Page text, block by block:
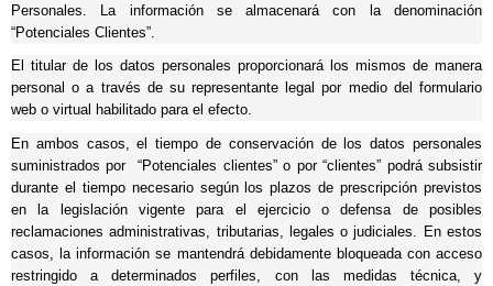
Personales. La información se almacenará con la denominación
“Potenciales Clientes”.
El titular de los datos personales proporcionará los mismos de manera
personal o a través de su representante legal por medio del formulario
web o virtual habilitado para el efecto.
En ambos casos, el tiempo de conservación de los datos personales
suministrados por “Potenciales clientes” o por “clientes” podrá subsistir
durante el tiempo necesario según los plazos de prescripción previstos
en la legislación vigente para el ejercicio o defensa de posibles
reclamaciones administrativas, tributarias, legales o judiciales. En estos
casos, la información se mantendrá debidamente bloqueada con acceso
restringido a determinados perfiles, con las medidas técnica, y